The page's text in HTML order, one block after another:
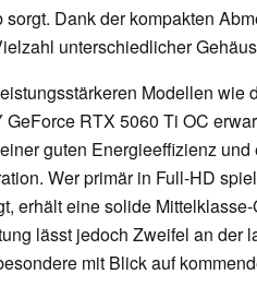
sorgt. Dank der kompakten
unterschiedlicher
Modellen wie
RTX 5060 Ti OC
guten Energieeffizienz
Wer primär in Full-HD
erhält eine solide
lässt jedoch Zweifel an der
mit Blick auf